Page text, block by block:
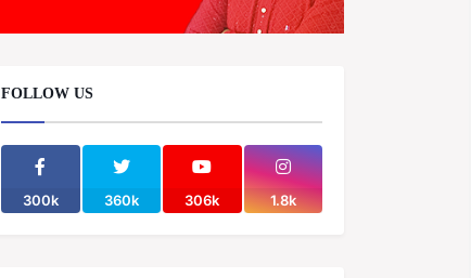
FOLLOW US
300k 360k 306k 1.8k